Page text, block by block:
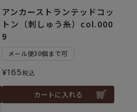
アンカーストランテッドコッ
トン（刺しゅう糸）col.000
9
メール便30個まで可
¥165税込
カートに入れる